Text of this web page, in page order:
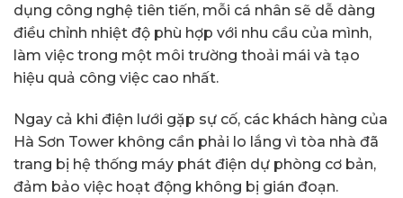
dụng công nghệ tiên tiến, mỗi cá nhân sẽ dễ dàng
điều chỉnh nhiệt độ phù hợp với nhu cầu của mình,
làm việc trong một môi trường thoải mái và tạo
hiệu quả công việc cao nhất.
Ngay cả khi điện lưới gặp sự cố, các khách hàng của
Hà Sơn Tower không cần phải lo lắng vì tòa nhà đã
trang bị hệ thống máy phát điện dự phòng cơ bản,
đảm bảo việc hoạt động không bị gián đoạn.